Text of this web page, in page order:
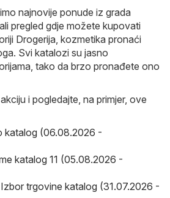
najnovije ponude iz grada
pregled gdje možete kupovati
Drogerija, kozmetika pronaći
Svi katalozi su jasno
tako da brzo pronađete ono
i pogledajte, na primjer, ove
katalog (06.08.2026 -
katalog 11 (05.08.2026 -
trgovine katalog (31.07.2026 -